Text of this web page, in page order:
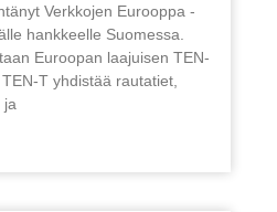
Verkkojen Eurooppa -
hankkeelle Suomessa.
Euroopan laajuisen TEN-
T yhdistää rautatiet,
ja